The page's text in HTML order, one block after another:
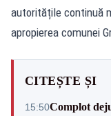
autoritățile continuă
apropierea comunei
CITEȘTE ȘI
15:50Complot